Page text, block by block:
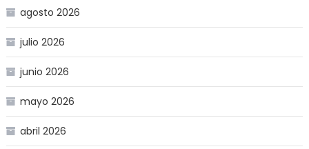
agosto 2026
julio 2026
junio 2026
mayo 2026
abril 2026